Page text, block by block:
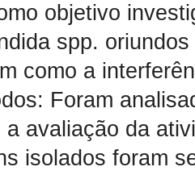
objetivo
spp.
como a
Foram
a avaliação da
isolados foram